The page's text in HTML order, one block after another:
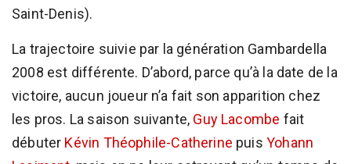
Saint-Denis).
La trajectoire suivie par la génération Gambardella
2008 est différente. D’abord, parce qu’à la date de la
victoire, aucun joueur n’a fait son apparition chez
les pros. La saison suivante, Guy Lacombe fait
débuter Kévin Théophile-Catherine puisYohann